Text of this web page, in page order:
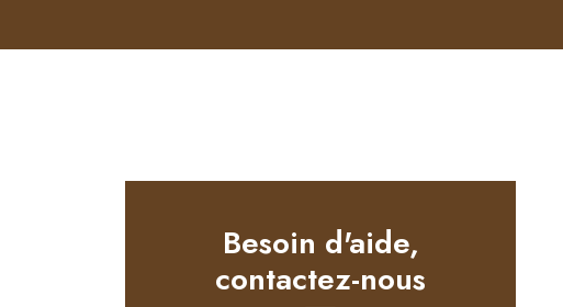
Besoin d'aide,
contactez-nous